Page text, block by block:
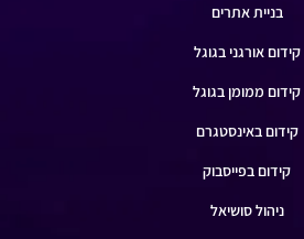
בניית אתרים
קידום אורגני בגוגל
קידום ממומן בגוגל
קידום באינסטגרם
קידום בפייסבוק
ניהול סושיאל